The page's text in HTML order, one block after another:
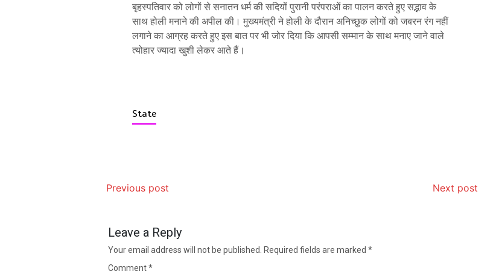
बृहस्पतिवार को लोगों से सनातन धर्म की सदियों पुरानी परंपराओं का पालन करते हुए सद्भाव के
साथ होली मनाने की अपील की। मुख्यमंत्री ने होली के दौरान अनिच्छुक लोगों को जबरन रंग नहीं
लगाने का आग्रह करते हुए इस बात पर भी जोर दिया कि आपसी सम्मान के साथ मनाए जाने वाले
त्योहार ज्यादा खुशी लेकर आते हैं।
State
Previous post Next post
Leave a Reply
Your email address will not be published. Required fields are marked *
Comment*